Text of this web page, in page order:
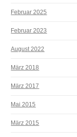
Februar 2025
Februar 2023
August 2022
März 2018
März 2017
Mai 2015
März 2015